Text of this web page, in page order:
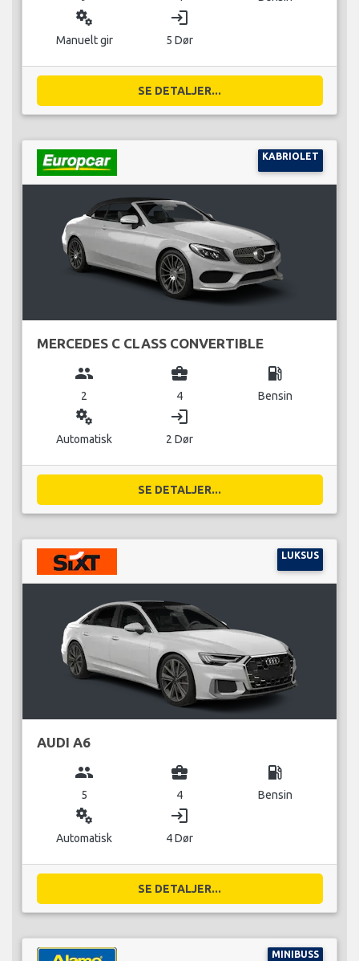
miscellaneous_services
Manuelt gir
login
5 Dør
SE DETALJER...
KABRIOLET
MERCEDES C CLASS CONVERTIBLE
group
2
business_center
4
local_gas_station
Bensin
miscellaneous_services
Automatisk
login
2 Dør
SE DETALJER...
LUKSUS
AUDI A6
group
5
business_center
4
local_gas_station
Bensin
miscellaneous_services
Automatisk
login
4 Dør
SE DETALJER...
MINIBUSS